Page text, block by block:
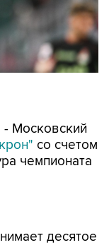
- Московский
со счетом
чемпионата
десятое